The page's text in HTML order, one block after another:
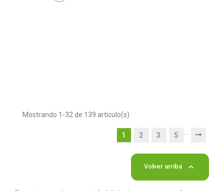
Mostrando 1-32 de 139 artículo(s)
1 2 3 5
Volver arriba 